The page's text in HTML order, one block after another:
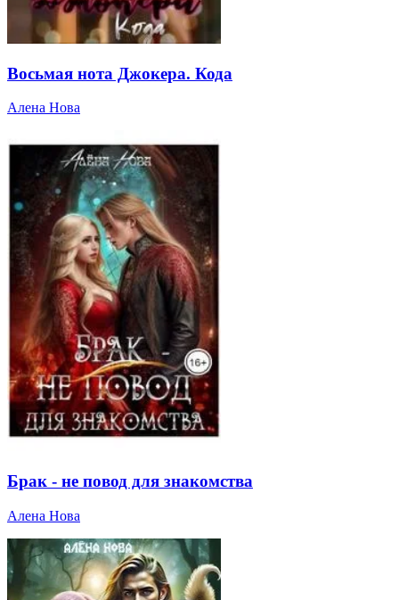
Восьмая нота Джокера. Кода
Алена Нова
Брак - не повод для знакомства
Алена Нова